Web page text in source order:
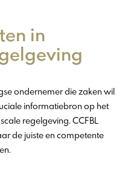
in
ondernemer die zaken wil
informatiebron op het
regelgeving. CCFBL
de juiste en competente